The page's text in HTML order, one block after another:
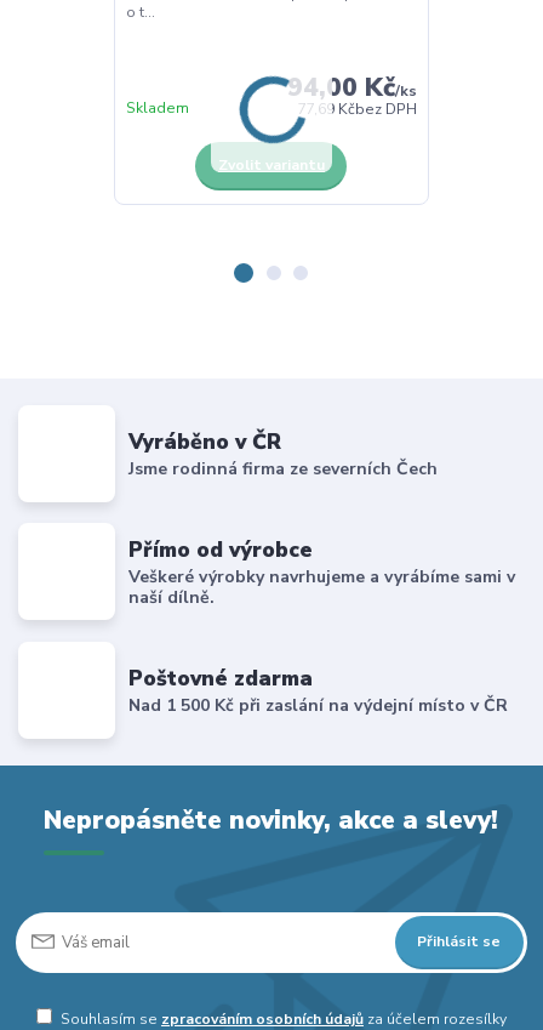
o t...
94,00 Kč/ks
77,69 Kčbez DPH
Skladem
Zvolit variantu
Vyráběno v ČR
Jsme rodinná firma ze severních Čech
Přímo od výrobce
Veškeré výrobky navrhujeme a vyrábíme sami v
naší dílně.
Poštovné zdarma
Nad 1 500 Kč při zaslání na výdejní místo v ČR
Nepropásněte novinky, akce a slevy!
Přihlásit se
Souhlasím se zpracováním osobních údajůza účelem rozesílky